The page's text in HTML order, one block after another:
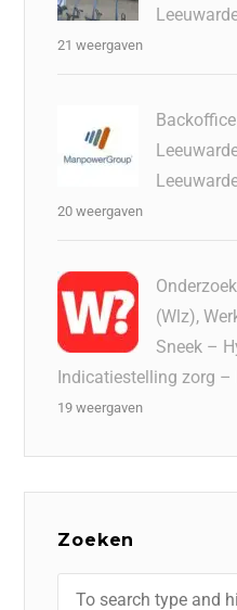
21 weergaven
20 weergaven
(Wlz),
Sneek –
Indicatiestelling zorg –
19 weergaven
Zoeken